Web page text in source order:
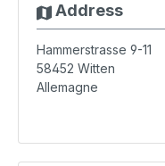
Address
Hammerstrasse 9-11
58452 Witten
Allemagne